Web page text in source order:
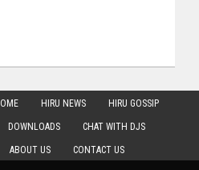
HIRU NEWS HIRU GOSSIP
DOWNLOADS CHAT WITH DJS
ABOUT US CONTACT US